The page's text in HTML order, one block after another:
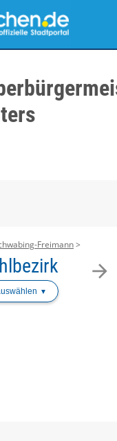
arrow_forward
Freimann